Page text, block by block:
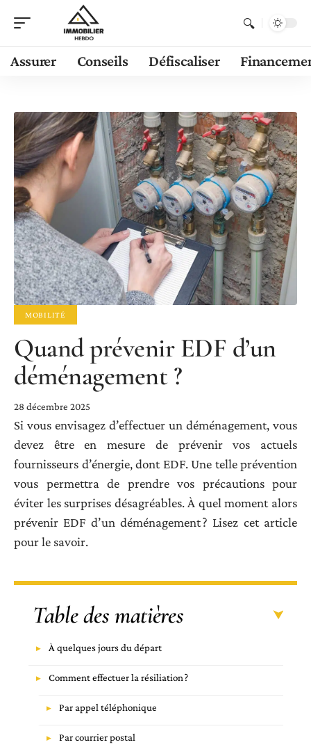
Assurer Conseils Défiscaliser
MOBILITÉ
Quand prévenir EDF d’un
déménagement ?
28 décembre 2025
Si vous envisagez d’effectuer un déménagement, vous
devez être en mesure de prévenir vos actuels
fournisseurs d’énergie, dont EDF. Une telle prévention
vous permettra de prendre vos précautions pour
éviter les surprises désagréables. À quel moment alors
prévenir EDF d’un déménagement ? Lisez cet article
pour le savoir.
Table des matières
À quelques jours du départ
Comment effectuer la résiliation ?
Par appel téléphonique
Par courrier postal